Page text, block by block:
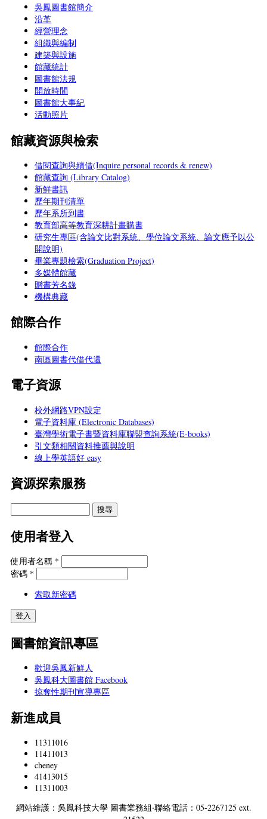
吳鳳圖書館簡介
沿革
經營理念
組織與編制
建築與設施
館藏統計
圖書館法規
開放時間
圖書館大事紀
活動照片
館藏資源與檢索
借閱查詢與續借(Inquire personal records & renew)
館藏查詢 (Library Catalog)
新鮮書訊
歷年期刊清單
歷年系所到書
教育部高等教育深耕計畫購書
研究生專區(含論文比對系統、學位論文系統、論文應予以公
開說明)
畢業專題檢索(Graduation Project)
多媒體館藏
贈書芳名錄
機構典藏
館際合作
館際合作
南區圖書代借代還
電子資源
校外網路VPN設定
電子資料庫 (Electronic Databases)
臺灣學術電子書暨資料庫聯盟查詢系統(E-books)
引文類相關資料推薦與說明
線上學英語好 easy
資源探索服務
使用者登入
使用者名稱 *
密碼 *
索取新密碼
圖書館資訊專區
歡迎吳鳳新鮮人
吳鳳科大圖書館 Facebook
掠奪性期刊宣導專區
新進成員
11311016
11411013
cheney
41413015
11311003
網站維護：吳鳳科技大學 圖書業務組‧聯絡電話：05-2267125 ext.